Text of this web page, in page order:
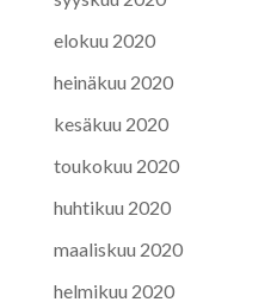
elokuu 2020
heinäkuu 2020
kesäkuu 2020
toukokuu 2020
huhtikuu 2020
maaliskuu 2020
helmikuu 2020